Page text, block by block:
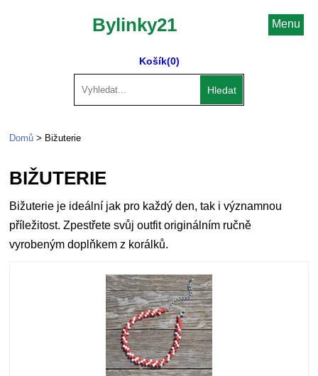
Menu
Bylinky21
Košík(0)
Hledat
Domů > Bižuterie
BIŽUTERIE
Bižuterie je ideální jak pro každý den, tak i významnou
příležitost. Zpestřete svůj outfit originálním ručně
vyrobeným doplňkem z korálků.